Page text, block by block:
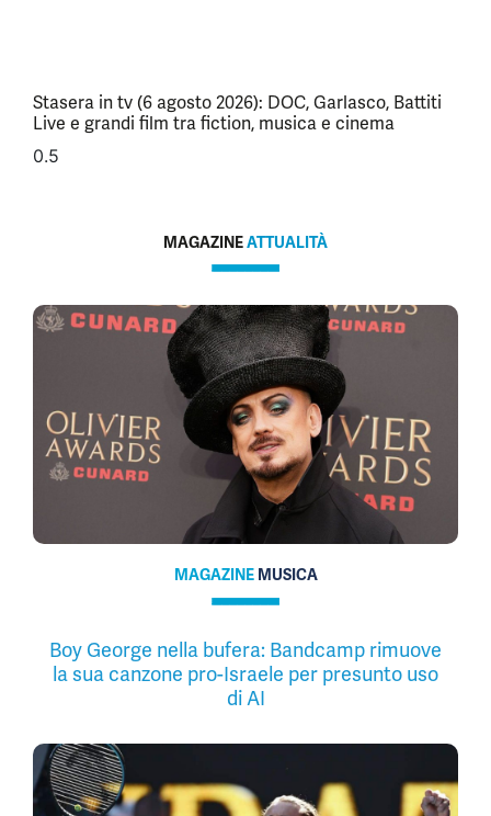
Stasera in tv (6 agosto 2026): DOC, Garlasco, Battiti
Live e grandi film tra fiction, musica e cinema
MAGAZINEATTUALITÀ
MAGAZINE MUSICA
Boy George nella bufera: Bandcamp rimuove
la sua canzone pro-Israele per presunto uso
di AI